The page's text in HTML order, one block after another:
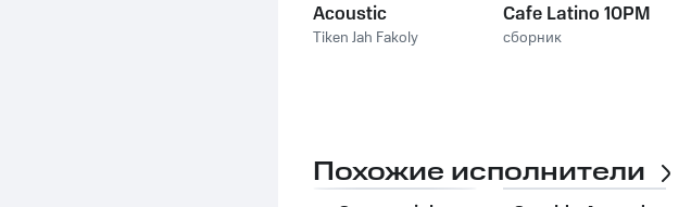
Acoustic
Tiken Jah Fakoly
Cafe Latino 10PM
сборник
Похожие исполнители